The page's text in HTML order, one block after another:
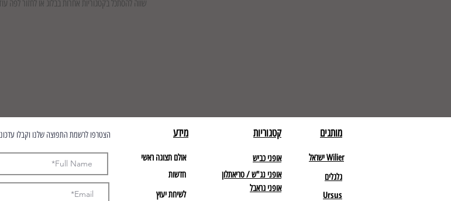
שווה להסתכל בקטגוריות אחרות בבלוג או לחזור לפה
הצטרפו לרשמת התפוצה שלנו וקבלו מידע קטגוריות
אופני כביש
אולם תצוגה ראשי
אופני נג"ש / טריאתלון
חדשות
לשיחת יעוץ
אופני גראבל
מותגים
Wilier ישראל
Ursus
גלגלים